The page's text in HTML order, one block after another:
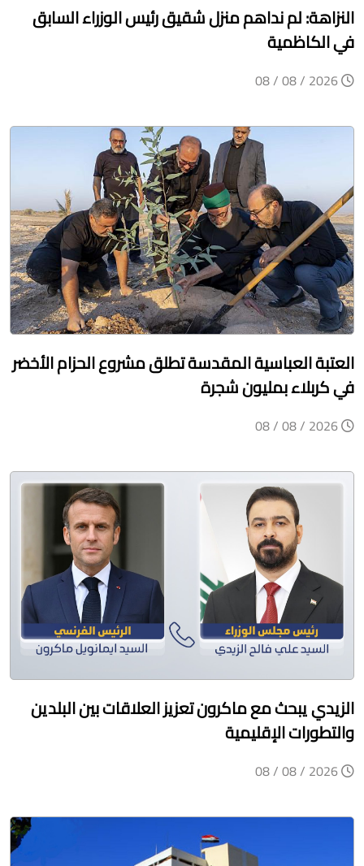
النزاهة: لم نداهم منزل شقيق رئيس الوزراء السابق
في الكاظمية
العتبة العباسية المقدسة تطلق مشروع الحزام الأخضر
في كربلاء بمليون شجرة
الزيدي يبحث مع ماكرون تعزيز العلاقات بين البلدين
والتطورات الإقليمية